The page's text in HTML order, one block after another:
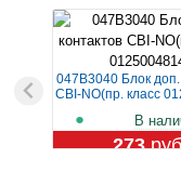
047B3040 Блок доп.
CBI-NO(пр. класс
В
273